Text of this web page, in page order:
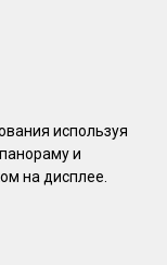
используя
и
на дисплее.